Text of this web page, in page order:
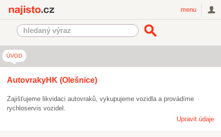
menu
ÚVOD
AutovrakyHK (Olešnice)
Zajišťujeme likvidaci autovraků, vykupujeme vozidla a provádíme
rychloservis vozidel.
Upravit údaje